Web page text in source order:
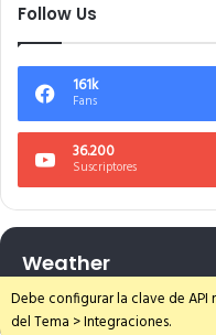
Follow Us
161k
Fans
36.200
Suscriptores
Weather
Debe configurar la clave de
del Tema > Integraciones.